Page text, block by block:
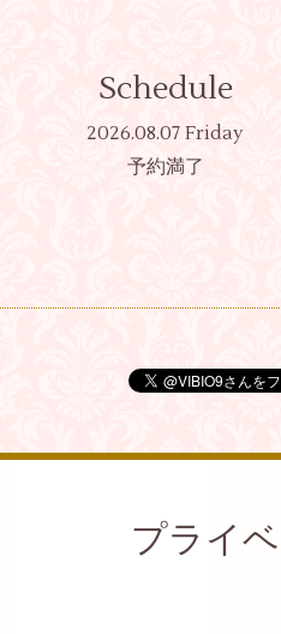
Schedule
2026.08.07 Friday
予約満了
プライ